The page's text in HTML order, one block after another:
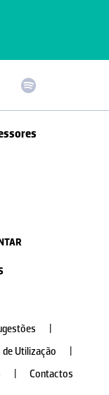
Utilização
Contactos